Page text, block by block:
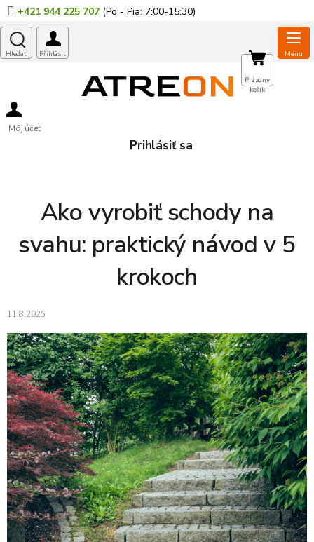
Prejsť
na
obsah
+421 944 225 707
Môj účet
Prihlásiť sa
NÁKUPNÝ
KOŠÍK
Prázdny
košík
Ako vyrobiť schody na
svahu: praktický návod v 5
krokoch
11.8.2025